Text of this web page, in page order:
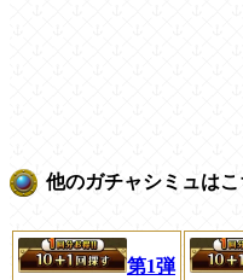
他のガチャシミュはこ
第1弾